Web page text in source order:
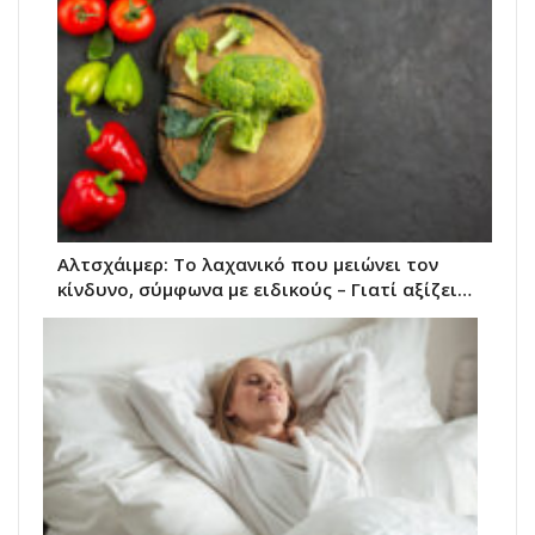
Αλτσχάιμερ: Το λαχανικό που μειώνει τον
κίνδυνο, σύμφωνα με ειδικούς – Γιατί αξίζει…